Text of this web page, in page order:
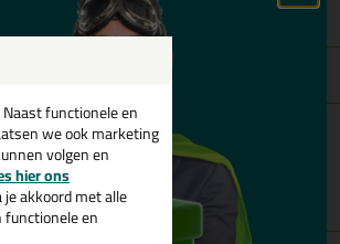
207
207
functionele en
we ook marketing
volgen en
hier ons
akkoord met alle
en